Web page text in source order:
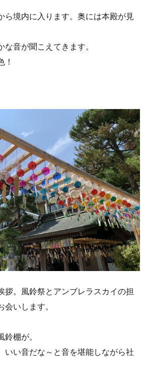
ら境内に入ります。奥には本殿が見
音が聞こえてきます。
拶。風鈴祭とアンブレラスカイの担
いします。
棚が。
いい音だな～と音を堪能しながら社